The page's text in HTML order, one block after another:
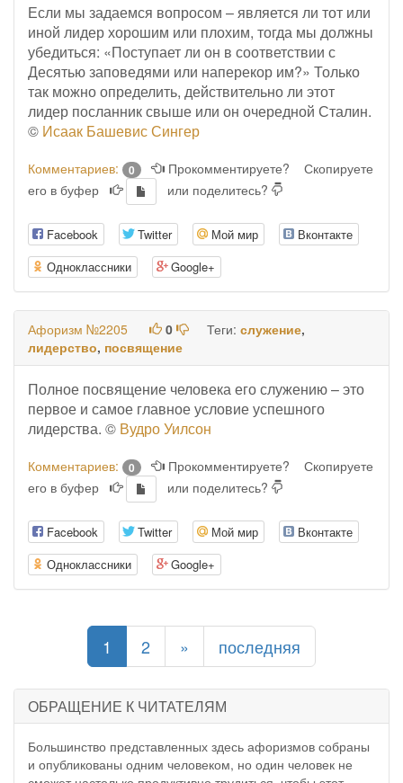
Если мы задаемся вопросом – является ли тот или
иной лидер хорошим или плохим, тогда мы должны
убедиться: «Поступает ли он в соответствии с
Десятью заповедями или наперекор им?» Только
так можно определить, действительно ли этот
лидер посланник свыше или он очередной Сталин.
© Исаак Башевис Сингер
Комментариев: 0 Прокомментируете?
Скопируете
его в буфер
или поделитесь?
Facebook Twitter Мой мир
Вконтакте
Одноклассники
Google+
Афоризм №2205 0 Теги: служение,
лидерство, посвящение
Полное посвящение человека его служению – это
первое и самое главное условие успешного
лидерства. © Вудро Уилсон
Комментариев: 0 Прокомментируете?
Скопируете
его в буфер
или поделитесь?
Facebook Twitter Мой мир
Вконтакте
Одноклассники
Google+
1 (current)
2 » последняя
ОБРАЩЕНИЕ К ЧИТАТЕЛЯМ
Большинство представленных здесь афоризмов собраны
и опубликованы одним человеком, но один человек не